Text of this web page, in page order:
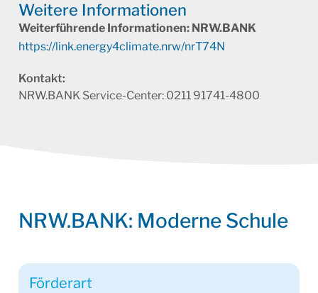
Weitere Infor­ma­tionen
Weiterführende Informationen: NRW.BANK
https://link.energy4climate.nrw/nrT74N
Kontakt:
NRW.BANK Service-Center: 0211 91741-4800
NRW.BANK: Moderne Schule
Förderart